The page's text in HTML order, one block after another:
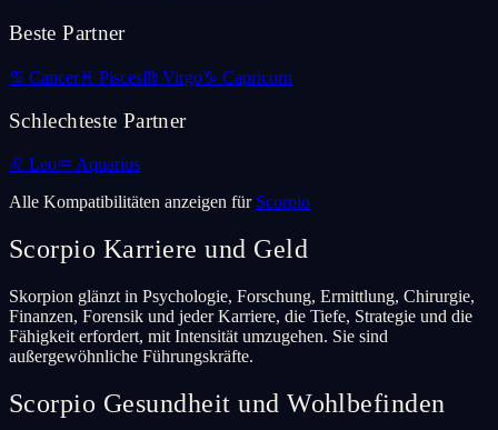
Beste Partner
♋ Cancer♓ Pisces♍ Virgo♑ Capricorn
Schlechteste Partner
♌ Leo♒ Aquarius
Alle Kompatibilitäten anzeigen für Scorpio
Scorpio Karriere und Geld
Skorpion glänzt in Psychologie, Forschung, Ermittlung, Chirurgie,
Finanzen, Forensik und jeder Karriere, die Tiefe, Strategie und die
Fähigkeit erfordert, mit Intensität umzugehen. Sie sind
außergewöhnliche Führungskräfte.
Scorpio Gesundheit und Wohlbefinden